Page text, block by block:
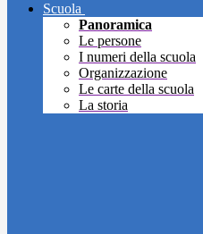
Scuola
Panoramica
Le persone
I numeri della scuola
Organizzazione
Le carte della scuola
La storia